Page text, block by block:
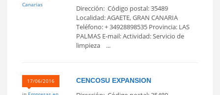
Canarias
Dirección: Código postal: 35489
Localidad: AGAETE, GRAN CANARIA
Teléfono: + 34928898535 Provincia: LAS
PALMAS E-mail: Actividad: Servicio de
limpieza ...
17/06/2016
CENCOSU EXPANSION